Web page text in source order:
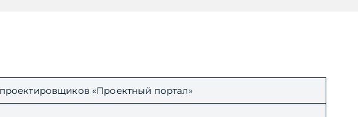
«Проектный портал»